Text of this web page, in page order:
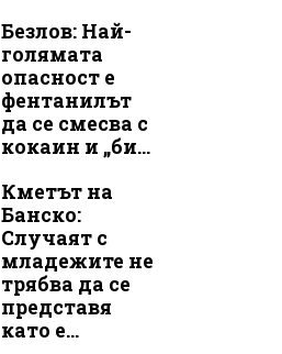
Безлов: Най-
голямата
опасност е
фентанилът
да се смесва с
кокаин и „би...
Кметът на
Банско:
Случаят с
младежите не
трябва да се
представя
като е...